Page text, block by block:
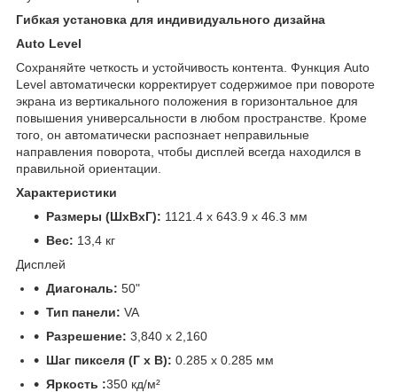
Гибкая установка для индивидуального дизайна
Auto Level
Сохраняйте четкость и устойчивость контента. Функция Auto
Level автоматически корректирует содержимое при повороте
экрана из вертикального положения в горизонтальное для
повышения универсальности в любом пространстве. Кроме
того, он автоматически распознает неправильные
направления поворота, чтобы дисплей всегда находился в
правильной ориентации.
Характеристики
Размеры (ШxВxГ): 1121.4 x 643.9 x 46.3 мм
Вес: 13,4 кг
Дисплей
Диагональ: 50"
Тип панели: VA
Разрешение: 3,840 x 2,160
Шаг пикселя (Г x В): 0.285 x 0.285 мм
Яркость :350 кд/м²